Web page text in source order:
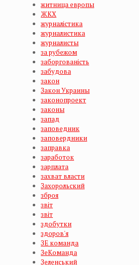
житница европы
ЖКХ
журналістика
журналистика
журналисты
за рубежом
заборгованість
забудова
закон
Закон Украины
законопроект
законы
запад
заповедник
заповердники
заправка
заработок
зарплата
захват власти
Захорольский
зброя
звiт
звіт
здобутки
здоров'я
ЗЕ команда
ЗеКоманда
Зеленський